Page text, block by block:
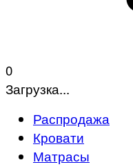
0
Загрузка...
Распродажа
Кровати
Матрасы